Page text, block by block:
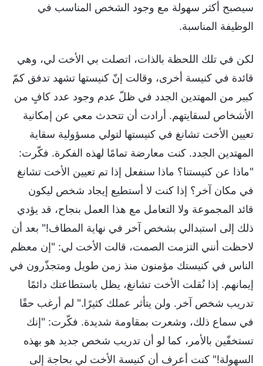
سيصبح أكثر سهولة مع وجود الشخص المناسب في
الوظيفة المناسبة.
لكن في تلك اللحظة بالذات، اتصلت بي الأخت لي، وهي
قائدة في كنيسة أخرى، وقالت إنّ كنيستها تشهد تدفق كمّ
كبير من المهتدين الجدد في ظلّ عدم وجود عدد كافٍ من
الأشخاص لسقايتهم. أرادت أن تتحدث معي عن إمكانية
تعيين الأخت تشانغ في كنيستها لتولي مسؤولية سقاية
المهتدين الجدد. كنت معارضة تمامًا لهذه الفكرة. فكّرت:
"ماذا عن كنيستنا؟ ماذا سنفعل إذا تم تعيين الأخت تشانغ
في مكان آخر؟ إذا كنت لا أستطيع إيجاد شخص ليكون
قائد المجموعة ولا التعامل مع هذا العمل بنجاح، قد يؤدي
ذلك إلى استبدالي بشخص آخر في نهاية المطاف!" بعد أن
لاحظت أنني التزمت الصمت، قالت الأخت لي: "إن معظم
الناس في كنيستك مؤمنون منذ زمن طويل ومتجذّرون في
إيمانهم. إذا نُقلت الأخت تشانغ، يظل باستطاعتك دائمًا
تدريب شخص آخر. ولن يتأثر عملك كثيرًا." لم أرغب حقًا
في سماع ذلك، وشعرت بمقاومة شديدة. فكّرت: "إنك
تستخفّين بالأمر، كما لو أن تدريب شخص جديد هو بهذه
السهولة!" كنت أعرف أن كنيسة الأخت لي بحاجة إلى